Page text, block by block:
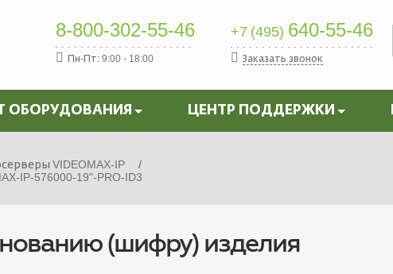
8-800-302-55-46
Пн-Пт: 9:00 - 18:00
+7 (495) 640-55-46
Заказать звонок
ОБОРУДОВАНИЯ ЦЕНТР ПОДДЕРЖКИ
VIDEOMAX-IP
IP-576000-19"-PRO-ID3
(шифру) изделия